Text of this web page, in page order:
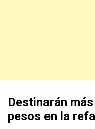
Destinarán
pesos en la